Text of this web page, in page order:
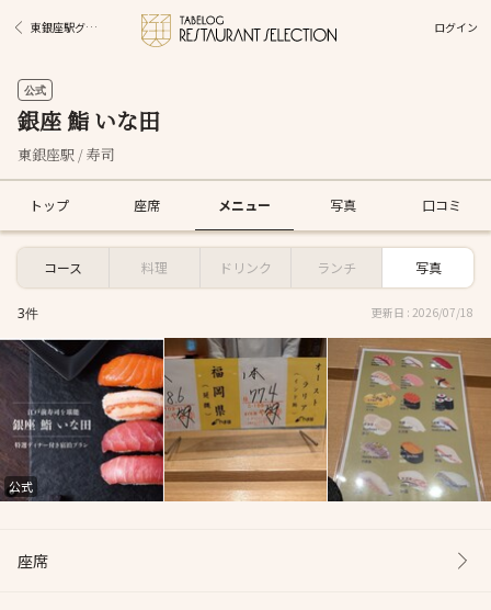
東銀座駅グルメ ログイン
公式
銀座 鮨 いな田
東銀座駅 / 寿司
トップ 座席 メニュー 写真 口コミ
コース 料理 ドリンク ランチ 写真
3件 更新日 : 2026/07/18
座席